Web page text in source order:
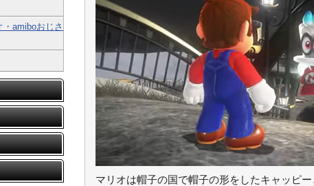
マリオは帽子の国で帽子の形をしたキャッピー
amiboおじさ